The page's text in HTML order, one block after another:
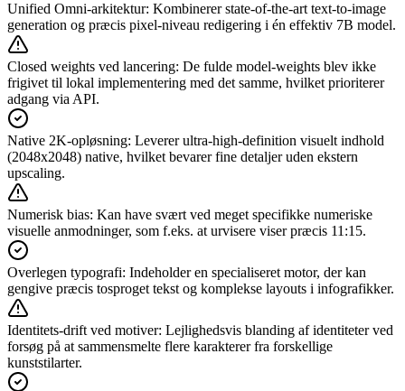
Unified Omni-arkitektur: Kombinerer state-of-the-art text-to-image
generation og præcis pixel-niveau redigering i én effektiv 7B model.
Closed weights ved lancering: De fulde model-weights blev ikke
frigivet til lokal implementering med det samme, hvilket prioriterer
adgang via API.
Native 2K-opløsning: Leverer ultra-high-definition visuelt indhold
(2048x2048) native, hvilket bevarer fine detaljer uden ekstern
upscaling.
Numerisk bias: Kan have svært ved meget specifikke numeriske
visuelle anmodninger, som f.eks. at urvisere viser præcis 11:15.
Overlegen typografi: Indeholder en specialiseret motor, der kan
gengive præcis tosproget tekst og komplekse layouts i infografikker.
Identitets-drift ved motiver: Lejlighedsvis blanding af identiteter ved
forsøg på at sammensmelte flere karakterer fra forskellige
kunststilarter.